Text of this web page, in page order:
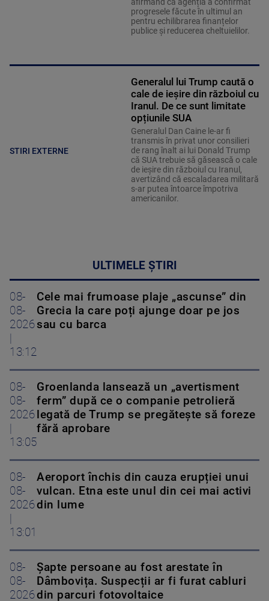
progresele făcute în ultimul an
pentru echilibrarea finanțelor
publice și reducerea cheltuielilor.
STIRI EXTERNE
Generalul lui Trump caută o
cale de ieșire din războiul cu
Iranul. De ce sunt limitate
opțiunile SUA
Generalul Dan Caine le-ar fi
transmis în privat unor consilieri
de rang înalt ai lui Donald Trump
că SUA trebuie să găsească o cale
de ieșire din războiul cu Iranul,
avertizând că escaladarea militară
s-ar putea întoarce împotriva
americanilor.
ULTIMELE ȘTIRI
08-
08-
2026
13:12
Cele mai frumoase plaje „ascunse” din
Grecia la care poți ajunge doar pe jos
sau cu barca
08-
08-
2026
13:05
Groenlanda lansează un „avertisment
ferm” după ce o companie petrolieră
legată de Trump se pregătește să foreze
fără aprobare
08-
08-
2026
13:01
Aeroport închis din cauza erupției unui
vulcan. Etna este unul din cei mai activi
din lume
08-
08-
2026
Șapte persoane au fost arestate în
Dâmbovița. Suspecții ar fi furat cabluri
din parcuri fotovoltaice